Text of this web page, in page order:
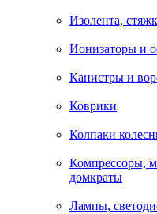
Изолента,
Ионизаторы и
Канистры и
Коврики
Колпаки
Компрессоры,
домкраты
Лампы,